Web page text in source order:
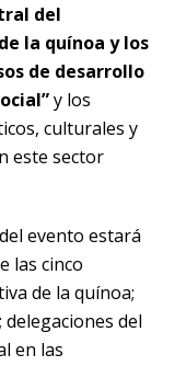
del
la quínoa y los
de desarrollo
y los
culturales y
este sector
evento estará
las cinco
de la quínoa;
del
en las